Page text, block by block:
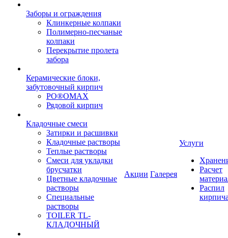
Заборы и ограждения
Клинкерные колпаки
Полимерно-песчаные
колпаки
Перекрытие пролета
забора
Керамические блоки,
забутовочный кирпич
PO®OMAX
Рядовой кирпич
Кладочные смеси
Затирки и расшивки
Кладочные растворы
Теплые растворы
Смеси для укладки
брусчатки
Цветные кладочные
растворы
Специальные
растворы
TOILER TL-
КЛАДОЧНЫЙ
Акции Галерея
Услуги
Расчет
Распил